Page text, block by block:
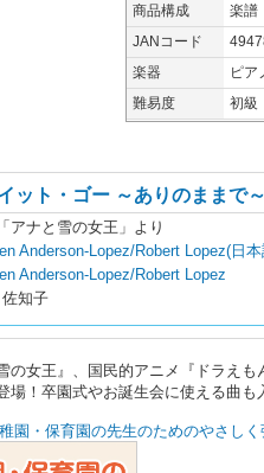
商品構成
楽譜
JANコード
楽器
ピア
難易度
初級
ット・ゴー ～ありのままで
アナと雪の女王」より
Anderson-Lopez/Robert Lopez(日
Anderson-Lopez/Robert Lopez
知子
の女王』、国民的アニメ『ドラえ
場！卒園式やお誕生会に使える曲も
園・保育園の先生のためのやさし